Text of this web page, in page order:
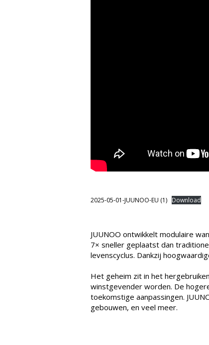
2025-05-01-JUUNOO-EU (1) Download
JUUNOO ontwikkelt modulaire
7× sneller geplaatst dan
levenscyclus. Dankzij
Het geheim zit in het
winstgevender worden. De
toekomstige aanpassingen.
gebouwen, en veel meer.